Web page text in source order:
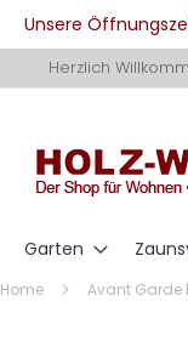
Unsere
zum
Herzlich
Garten
Home Avant Garde